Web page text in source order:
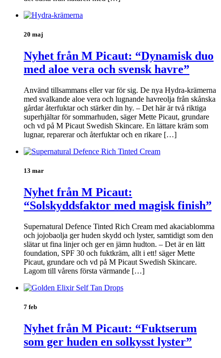
20 maj
Nyhet från M Picaut: “Dynamisk duo
med aloe vera och svensk havre”
Använd tillsammans eller var för sig. De nya Hydra-krämerna
med svalkande aloe vera och lugnande havreolja från skånska
gårdar återfuktar och stärker din hy. – Det här är två riktiga
superhjältar för sommarhuden, säger Mette Picaut, grundare
och vd på M Picaut Swedish Skincare. En lättare kräm som
lugnar, reparerar och återfuktar och en rikare […]
13 mar
Nyhet från M Picaut:
“Solskyddsfaktor med magisk finish”
Supernatural Defence Tinted Rich Cream med akaciablomma
och jojobaolja ger huden skydd och lyster, samtidigt som den
slätar ut fina linjer och ger en jämn hudton. – Det är en lätt
foundation, SPF 30 och fuktkräm, allt i ett! säger Mette
Picaut, grundare och vd på M Picaut Swedish Skincare.
Lagom till vårens första värmande […]
7 feb
Nyhet från M Picaut: “Fuktserum
som ger huden en solkysst lyster”